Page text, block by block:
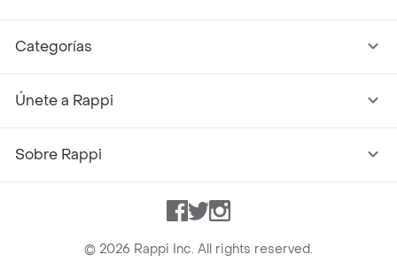
Categorías
Únete a Rappi
Sobre Rappi
Facebook
TwitterInstagram
© 2026 Rappi Inc. All rights reserved.